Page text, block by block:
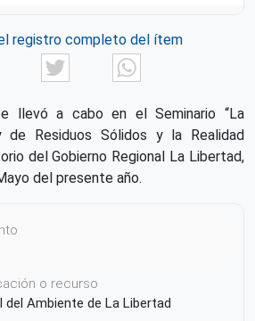
registro completo del ítem
FacebookTwitter
llevó a cabo en el Seminario “La
de Residuos Sólidos y la Realidad
del Gobierno Regional La Libertad,
del presente año.
o recurso
del Ambiente de La Libertad